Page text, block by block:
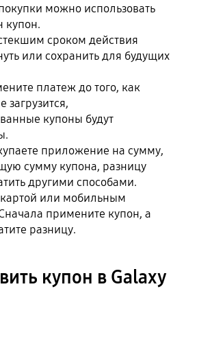
можно использовать
купон.
сроком действия
или сохранить для будущих
платеж до того, как
купоны будут
приложение на сумму,
сумму купона, разницу
другими способами.
или мобильным
примените купон, а
разницу.
купон в Galaxy